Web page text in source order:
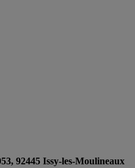
92445 Issy-les-Moulineaux